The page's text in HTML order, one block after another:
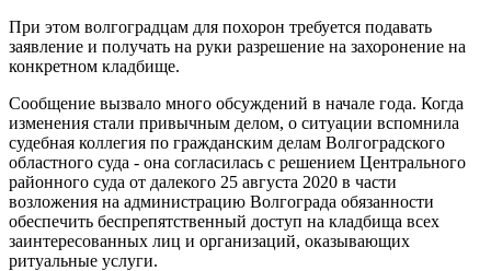
При этом волгоградцам для похорон требуется подавать
заявление и получать на руки разрешение на захоронение на
конкретном кладбище.
Сообщение вызвало много обсуждений в начале года. Когда
изменения стали привычным делом, о ситуации вспомнила
судебная коллегия по гражданским делам Волгоградского
областного суда - она согласилась с решением Центрального
районного суда от далекого 25 августа 2020 в части
возложения на администрацию Волгограда обязанности
обеспечить беспрепятственный доступ на кладбища всех
заинтересованных лиц и организаций, оказывающих
ритуальные услуги.